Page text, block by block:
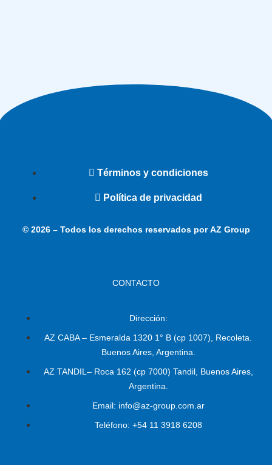
Términos y condiciones
Política de privacidad
© 2026 – Todos los derechos reservados por AZ Group
CONTACTO
Dirección:
AZ CABA – Esmeralda 1320 1° B (cp 1007), Recoleta.
Buenos Aires, Argentina.
AZ TANDIL– Roca 162 (cp 7000) Tandil, Buenos Aires,
Argentina.
Email: info@az-group.com.ar
Teléfono: +54 11 3918 6208